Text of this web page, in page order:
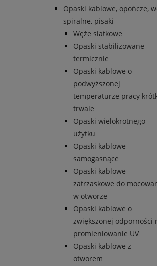
Opaski kablowe, opończe,
spiralne, pisaki
Węże siatkowe
Opaski stabilizowane
termicznie
Opaski kablowe o
podwyższonej
temperaturze pracy
trwale
Opaski wielokrotnego
użytku
Opaski kablowe
samogasnące
Opaski kablowe
zatrzaskowe do
w otworze
Opaski kablowe o
zwiększonej odporności
promieniowanie UV
Opaski kablowe z
otworem